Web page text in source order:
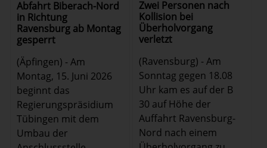
Abfahrt Biberach-Nord
in Richtung
Ravensburg ab Montag
gesperrt
(Äpfingen) - Am
Montag, 15. Juni 2026
beginnt das
Regierungspräsidium
Tübingen mit dem
Umbau der
Zwei Personen nach
Kollision bei
Überholvorgang
verletzt
(Ravensburg) - Am
Sonntag gegen 18.08
Uhr kam es auf der B
30 auf Höhe der
Auffahrt Ravensburg-
Nord nach einem